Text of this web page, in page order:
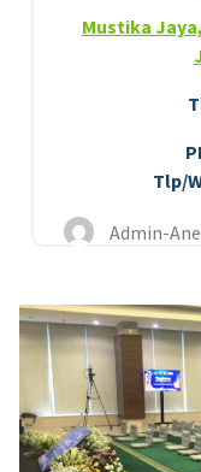
Mustika
Tlp/
Admin-